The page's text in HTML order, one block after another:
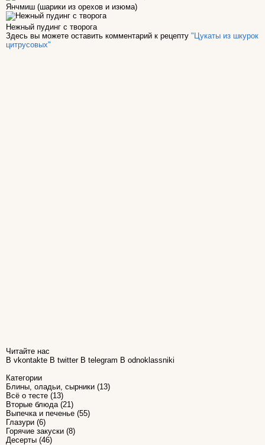
Янчмиш (шарики из орехов и изюма)
Нежный пудинг с творога
Здесь вы можете оставить комментарий к рецепту "Цукаты из шкурок
цитрусовых"
Читайте нас
В vkontakte В twitter В telegram В odnoklassniki
Категории
Блины, оладьи, сырники (13)
Всё о тесте (13)
Вторые блюда(21)
Выпечка и печенье (55)
Глазури (6)
Горячие закуски (8)
Десерты (46)